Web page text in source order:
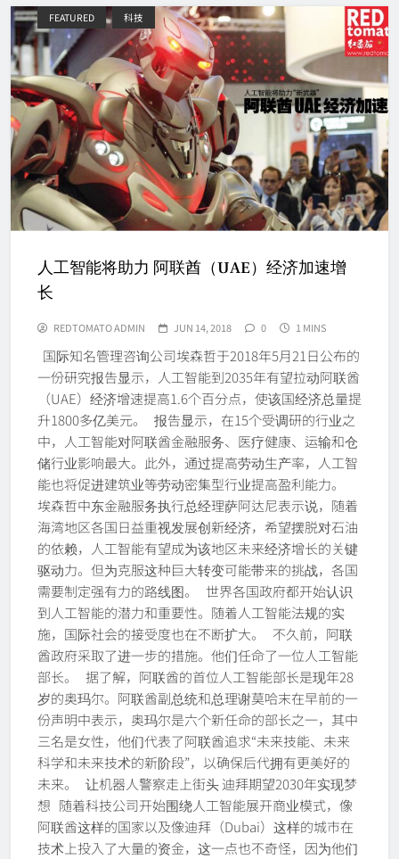
FEATURED 科技
人工智能将助力 阿联酋（UAE）经济加速增
长
REDTOMATO ADMIN JUN 14, 2018 0 1 MINS
国际知名管理咨询公司埃森哲于2018年5月21日公布的
一份研究报告显示，人工智能到2035年有望拉动阿联酋
（UAE）经济增速提高1.6个百分点，使该国经济总量提
升1800多亿美元。 报告显示，在15个受调研的行业之
中，人工智能对阿联酋金融服务、医疗健康、运输和仓
储行业影响最大。此外，通过提高劳动生产率，人工智
能也将促进建筑业等劳动密集型行业提高盈利能力。
埃森哲中东金融服务执行总经理萨阿达尼表示说，随着
海湾地区各国日益重视发展创新经济，希望摆脱对石油
的依赖，人工智能有望成为该地区未来经济增长的关键
驱动力。但为克服这种巨大转变可能带来的挑战，各国
需要制定强有力的路线图。 世界各国政府都开始认识
到人工智能的潜力和重要性。随着人工智能法规的实
施，国际社会的接受度也在不断扩大。 不久前，阿联
酋政府采取了进一步的措施。他们任命了一位人工智能
部长。 据了解，阿联酋的首位人工智能部长是现年28
岁的奥玛尔。阿联酋副总统和总理谢莫哈末在早前的一
份声明中表示，奥玛尔是六个新任命的部长之一，其中
三名是女性，他们代表了阿联酋追求“未来技能、未来
科学和未来技术的新阶段”，以确保后代拥有更美好的
未来。 让机器人警察走上街头 迪拜期望2030年实现梦
想 随着科技公司开始围绕人工智能展开商业模式，像
阿联酋这样的国家以及像迪拜（Dubai）这样的城市在
技术上投入了大量的资金，这一点也不奇怪，因为他们